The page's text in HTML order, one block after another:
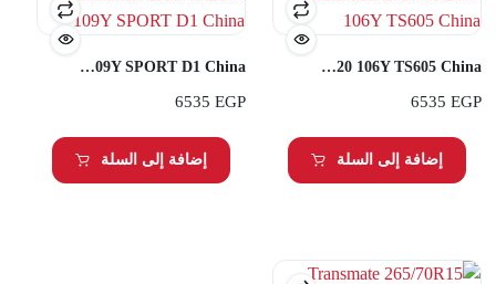
Transmate 275/40R20 106Y TS605 China
6535 EGP
إضافة إلى السلة
Transmate 255/50R20 109Y SPORT D1 China
6535 EGP
إضافة إلى السلة